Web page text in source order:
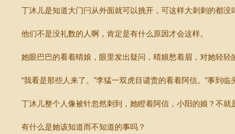
丁沐儿是知道大门闩从外面就可以挑开，可这样大刺刺的都没
他们不是没礼数的人啊，肯定是有什么原因才会这样。
她眼巴巴的看着晴娘，眼里发出疑问，晴娘愁着眉，对她轻轻
“我看是那些人来了。”李猛一双虎目谴责的看着阿信。“事到临
丁沐儿整个人像被针忽然刺到，她瞪着阿信，小阳的娘？不就
有什么是她该知道而不知道的事吗？